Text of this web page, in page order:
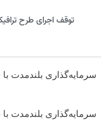
توقف اجرای طرح
سرمایه‌گذاری بلندمدت با
سرمایه‌گذاری بلندمدت با